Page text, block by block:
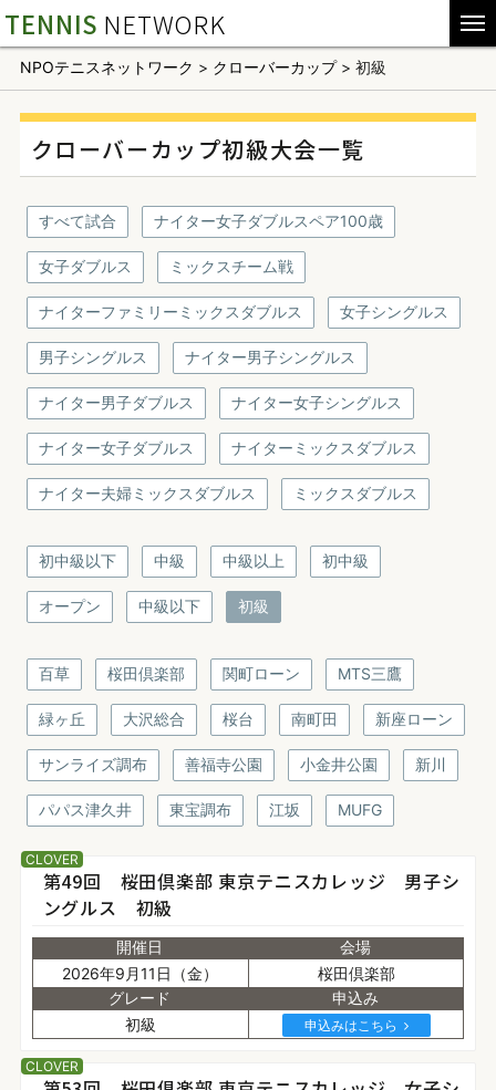
TENNIS NETWORK
NPOテニスネットワーク > クローバーカップ> 初級
クローバーカップ初級大会一覧
すべて試合 ナイター女子ダブルスペア100歳
女子ダブルス ミックスチーム戦
ナイターファミリーミックスダブルス 女子シングルス
男子シングルス ナイター男子シングルス
ナイター男子ダブルス ナイター女子シングルス
ナイター女子ダブルス ナイターミックスダブルス
ナイター夫婦ミックスダブルス ミックスダブルス
初中級以下 中級 中級以上 初中級
オープン 中級以下 初級
百草 桜田倶楽部 関町ローン MTS三鷹
緑ヶ丘 大沢総合 桜台 南町田 新座ローン
サンライズ調布 善福寺公園 小金井公園 新川
パパス津久井 東宝調布 江坂 MUFG
第49回 桜田倶楽部 東京テニスカレッジ 男子シ
ングルス 初級
開催日
2026年9月11日（金）
会場
桜田倶楽部
グレード
初級
申込み
申込みはこちら
CLOVER
CLOVER